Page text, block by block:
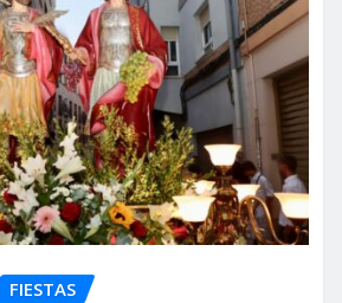
FIESTAS